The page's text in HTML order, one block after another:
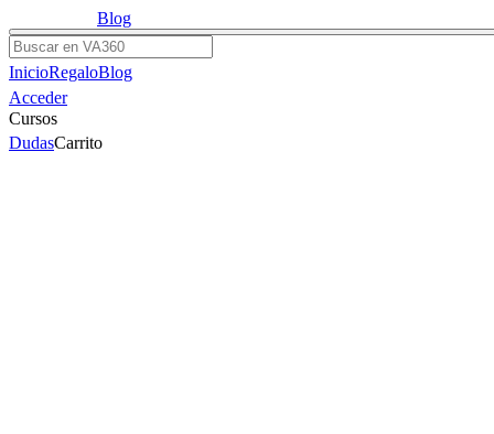
Blog
Buscar
InicioRegaloBlog
Acceder
Cursos
DudasCarrito